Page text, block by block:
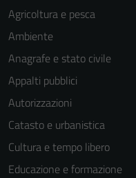
Agricoltura e pesca
Ambiente
Anagrafe e stato civile
Appalti pubblici
Autorizzazioni
Catasto e urbanistica
Cultura e tempo libero
Educazione e formazione